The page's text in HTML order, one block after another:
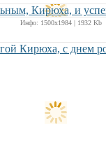
Инфо: 1500х1984 | 1932 Kb